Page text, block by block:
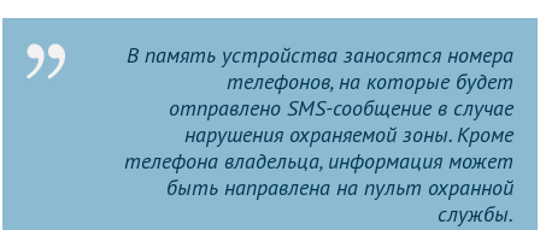
В память устройства заносятся номера
телефонов, на которые будет
отправлено SMS-сообщение в случае
нарушения охраняемой зоны. Кроме
телефона владельца, информация может
быть направлена на пульт охранной
службы.